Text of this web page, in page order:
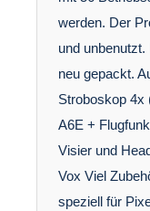
werden. Der
und
neu gepackt.
Stroboskop 4x
A6E +
Visier und
Vox Viel
speziell für